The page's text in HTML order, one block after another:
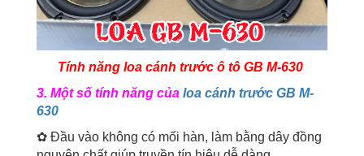
Tính năng loa cánh trước ô tô GB M-630
3. Một số tính năng của loa cánh trước GB M-
630
✿ Đầu vào không có mối hàn, làm bằng dây đồng